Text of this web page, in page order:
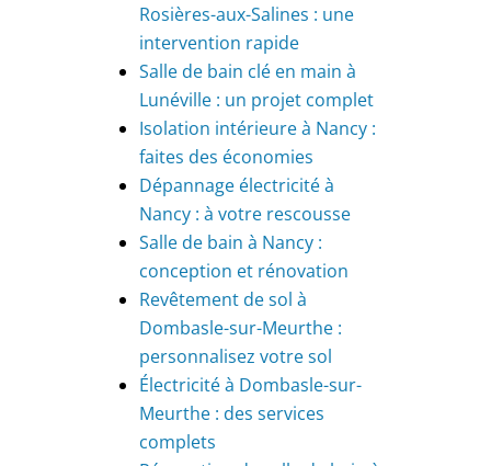
Rosières-aux-Salines : une
intervention rapide
Salle de bain clé en main à
Lunéville : un projet complet
Isolation intérieure à Nancy :
faites des économies
Dépannage électricité à
Nancy : à votre rescousse
Salle de bain à Nancy :
conception et rénovation
Revêtement de sol à
Dombasle-sur-Meurthe :
personnalisez votre sol
Électricité à Dombasle-sur-
Meurthe : des services
complets